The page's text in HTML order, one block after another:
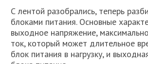
С лентой разобрались, теперь
блоками питания. Основные
выходное напряжение,
ток, который может длительное
блок питания в нагрузку, и